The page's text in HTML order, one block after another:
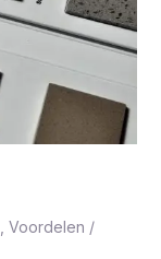
Voordelen /